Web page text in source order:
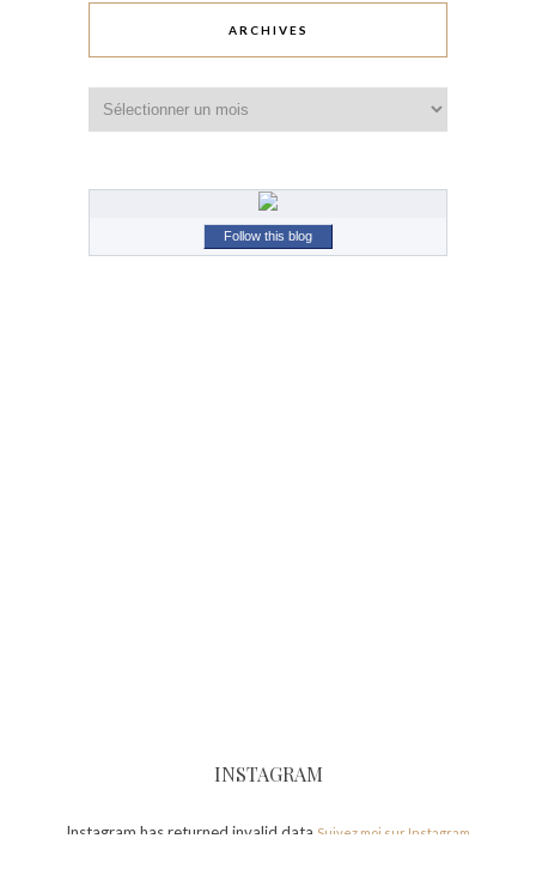
ARCHIVES
Follow this blog
INSTAGRAM
Instagram has returned invalid data. Suivez moi sur Instagram